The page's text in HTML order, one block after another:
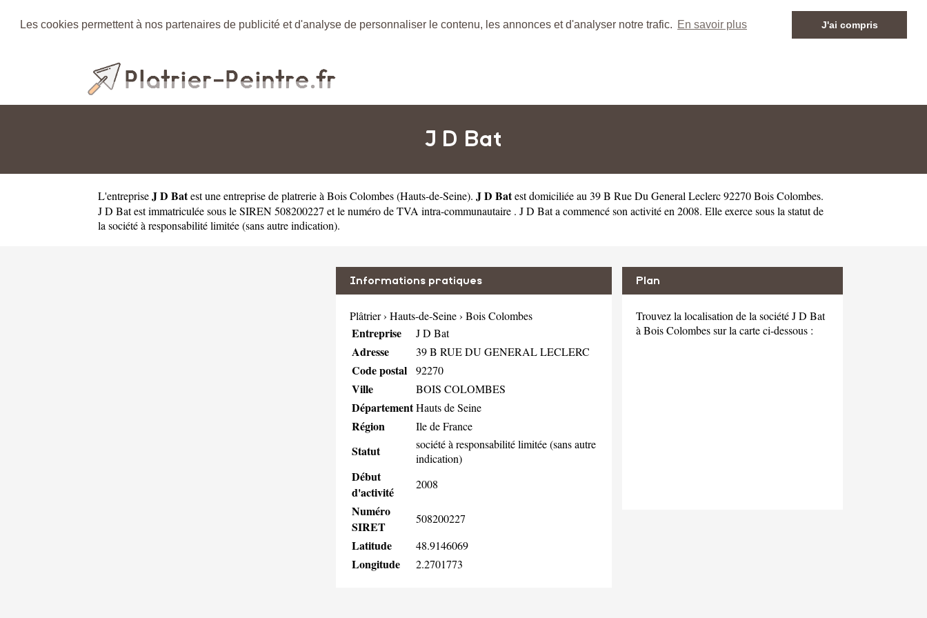
Les cookies permettent à nos partenaires de publicité et d'analyse de personnaliser le contenu, les annonces et d'analyser notre trafic. En savoir plus J'ai compris
J D Bat
L'entrepriseJ D Batest uneentreprise de platrerie à Bois Colombes(Hauts-de-Seine). J D Batest domiciliée au 39 B Rue Du General Leclerc 92270 Bois Colombes.
J D Bat est immatriculée sous le SIREN 508200227 et le numéro de TVA intra-communautaire . J D Bat a commencé son activité en 2008. Elle exerce sous la statut de
la société à responsabilité limitée (sans autre indication).
Informations pratiques
Plâtrier› Hauts-de-Seine› Bois Colombes
Entreprise J D Bat
Adresse 39 B RUE DU GENERAL LECLERC
Code postal 92270
Ville BOIS COLOMBES
DépartementHauts de Seine
Région Ile de France
Statut
société à responsabilité limitée (sans autre
indication)
Début
d'activité
2008
Numéro
SIRET
508200227
Latitude 48.9146069
Longitude 2.2701773
Plan
Trouvez la localisation de la société J D Bat
à Bois Colombes sur la carte ci-dessous :